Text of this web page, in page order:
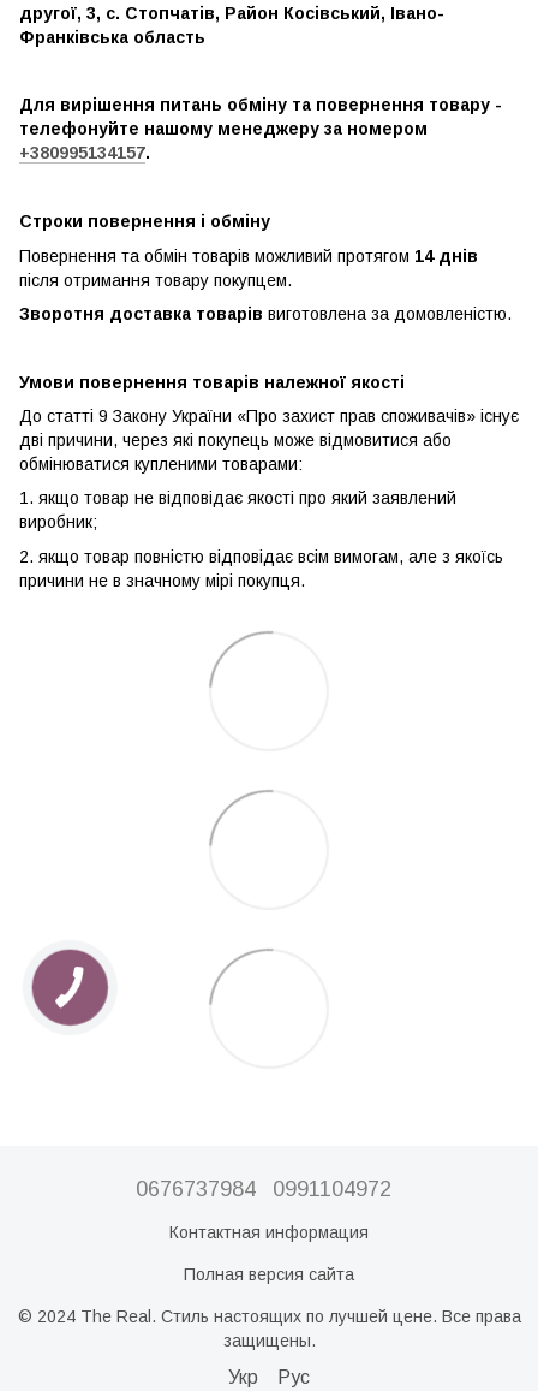
другої, 3, с. Стопчатів, Район Косівський, Івано-
Франківська область
Для вирішення питань обміну та повернення товару -
телефонуйте нашому менеджеру за номером
+380995134157.
Строки повернення і обміну
Повернення та обмін товарів можливий протягом 14 днів
після отримання товару покупцем.
Зворотня доставка товарів виготовлена ​​за домовленістю.
Умови повернення товарів належної якості
До статті 9 Закону України «Про захист прав споживачів» існує
дві причини, через які покупець може відмовитися або
обмінюватися купленими товарами:
1. якщо товар не відповідає якості про який заявлений
виробник;
2. якщо товар повністю відповідає всім вимогам, але з якоїсь
причини не в значному мірі покупця.
0676737984 0991104972
Контактная информация
Полная версия сайта
© 2024 The Real. Стиль настоящих по лучшей цене. Все права
защищены.
Укр Рус